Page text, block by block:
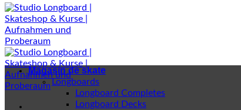
Magasin de skate
Longboards
Longboard Completes
Longboard Decks